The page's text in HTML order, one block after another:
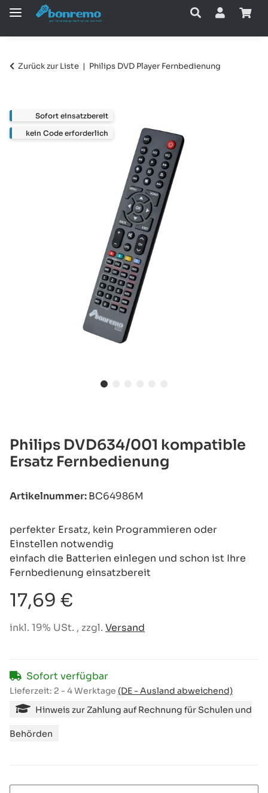
Zurück zur Liste Philips DVD Player Fernbedienung
Philips DVD634/001 kompatible
Ersatz Fernbedienung
Artikelnummer:BC64986M
perfekter Ersatz, kein Programmieren oder
Einstellen notwendig
einfach die Batterien einlegen und schon ist Ihre
Fernbedienung einsatzbereit
17,69 €
inkl. 19% USt. , zzgl. Versand
Sofort verfügbar
Lieferzeit: 2 - 4 Werktage (DE - Ausland abweichend)
Hinweis zur Zahlung auf Rechnung für Schulen und
Behörden